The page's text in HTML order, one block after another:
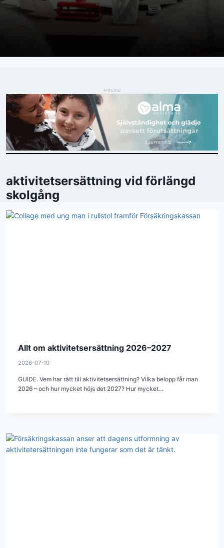
ANNONS
aktivitetsersättning vid förlängd
skolgång
Allt om aktivitetsersättning 2026–2027
2026-07-10
GUIDE. Vem har rätt till aktivitetsersättning? Vilka belopp får man
2026 – och hur mycket höjs det 2027? Hur mycket…